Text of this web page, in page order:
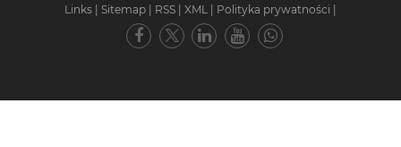
Links
Sitemap RSS XML Polityka prywatności